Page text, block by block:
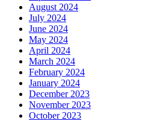
August 2024
July 2024
June 2024
May 2024
April 2024
March 2024
February 2024
January 2024
December 2023
November 2023
October 2023